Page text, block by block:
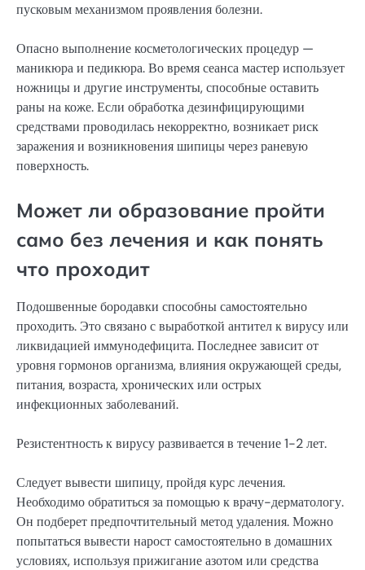
пусковым механизмом проявления болезни.
Опасно выполнение косметологических процедур —
маникюра и педикюра. Во время сеанса мастер использует
ножницы и другие инструменты, способные оставить
раны на коже. Если обработка дезинфицирующими
средствами проводилась некорректно, возникает риск
заражения и возникновения шипицы через раневую
поверхность.
Может ли образование пройти
само без лечения и как понять
что проходит
Подошвенные бородавки способны самостоятельно
проходить. Это связано с выработкой антител к вирусу или
ликвидацией иммунодефицита. Последнее зависит от
уровня гормонов организма, влияния окружающей среды,
питания, возраста, хронических или острых
инфекционных заболеваний.
Резистентность к вирусу развивается в течение 1-2 лет.
Следует вывести шипицу, пройдя курс лечения.
Необходимо обратиться за помощью к врачу-дерматологу.
Он подберет предпочтительный метод удаления. Можно
попытаться вывести нарост самостоятельно в домашних
условиях, используя прижигание азотом или средства